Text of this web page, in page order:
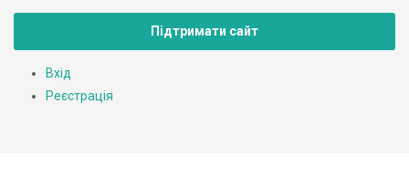
Підтримати сайт
Вхід
Реєстрація